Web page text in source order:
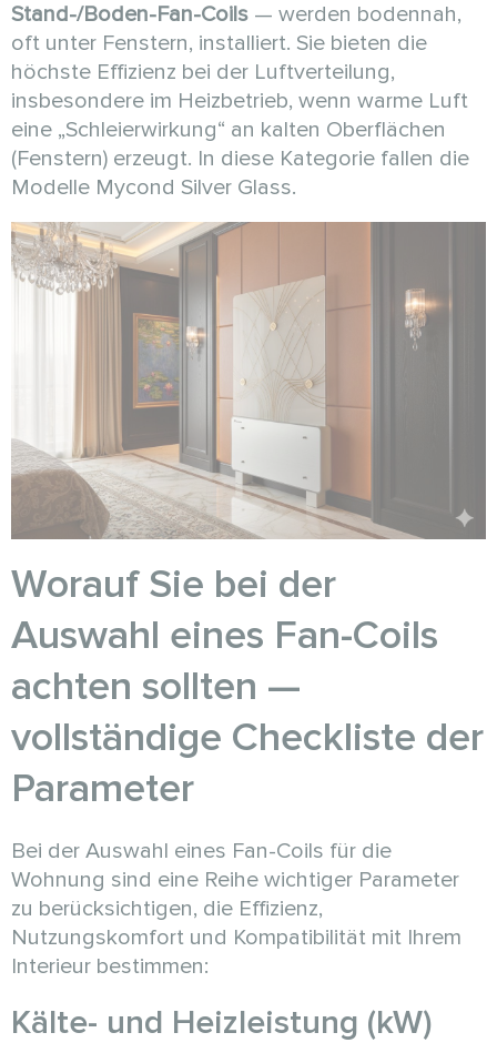
Stand-/Boden-Fan-Coils — werden bodennah,
oft unter Fenstern, installiert. Sie bieten die
höchste Effizienz bei der Luftverteilung,
insbesondere im Heizbetrieb, wenn warme Luft
eine „Schleierwirkung“ an kalten Oberflächen
(Fenstern) erzeugt. In diese Kategorie fallen die
Modelle Mycond Silver Glass.
Worauf Sie bei der
Auswahl eines Fan-Coils
achten sollten —
vollständige Checkliste der
Parameter
Bei der Auswahl eines Fan-Coils für die
Wohnung sind eine Reihe wichtiger Parameter
zu berücksichtigen, die Effizienz,
Nutzungskomfort und Kompatibilität mit Ihrem
Interieur bestimmen:
Kälte- und Heizleistung (kW)